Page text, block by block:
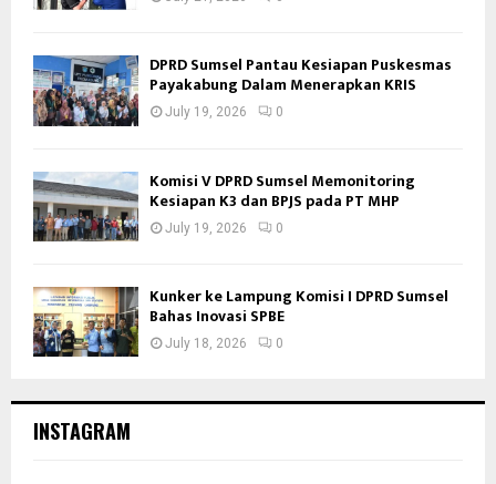
DPRD Sumsel Pantau Kesiapan Puskesmas
Payakabung Dalam Menerapkan KRIS
July 19, 2026 0
Komisi V DPRD Sumsel Memonitoring
Kesiapan K3 dan BPJS pada PT MHP
July 19, 2026 0
Kunker ke Lampung Komisi I DPRD Sumsel
Bahas Inovasi SPBE
July 18, 2026 0
INSTAGRAM